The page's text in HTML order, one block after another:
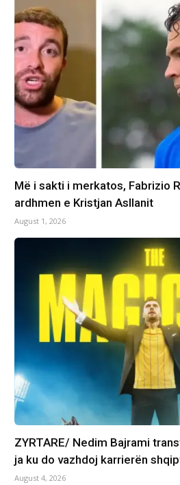
Më i sakti i merkatos, Fabrizio
ardhmen e Kristjan Asllanit
August 1, 2026
ZYRTARE/ Nedim Bajrami
ja ku do vazhdoj karrierën
August 4, 2026